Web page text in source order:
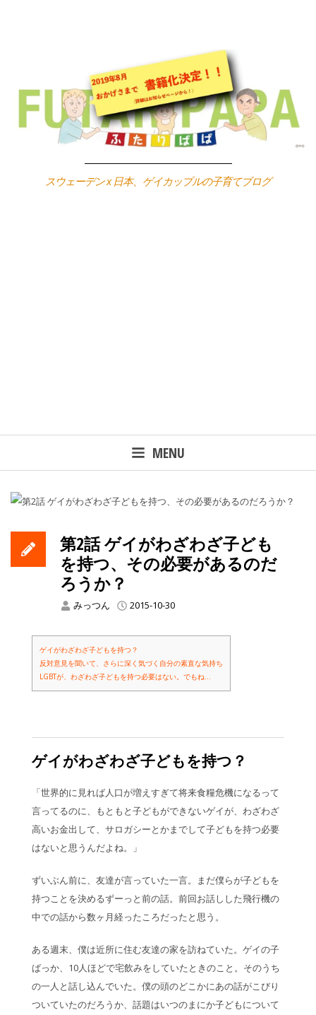
スウェーデン x 日本、ゲイカップルの子育てブログ
MENU
第2話 ゲイがわざわざ子ども
を持つ、その必要があるのだ
ろうか？
みっつん 2015-10-30
ゲイがわざわざ子どもを持つ？
反対意見を聞いて、さらに深く気づく自分の素直な気持ち
LGBTが、わざわざ子どもを持つ必要はない。でもね…
ゲイがわざわざ子どもを持つ？
「世界的に見れば人口が増えすぎて将来食糧危機になるって
言ってるのに、もともと子どもができないゲイが、わざわざ
高いお金出して、サロガシーとかまでして子どもを持つ必要
はないと思うんだよね。」
ずいぶん前に、友達が言っていた一言。まだ僕らが子どもを
持つことを決めるずーっと前の話。前回お話しした飛行機の
中での話から数ヶ月経ったころだったと思う。
ある週末、僕は近所に住む友達の家を訪ねていた。 ゲイの子
ばっか、10人ほどで宅飲みをしていたときのこと。そのうち
の一人と話し込んでいた。僕の頭のどこかにあの話がこびり
ついていたのだろうか、話題はいつのまにか子どもについて